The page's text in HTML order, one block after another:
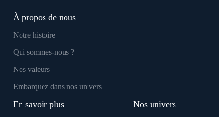
À propos de nous
Notre histoire
Qui sommes-nous ?
Nos valeurs
Embarquez dans nos univers
En savoir plus Nos univers